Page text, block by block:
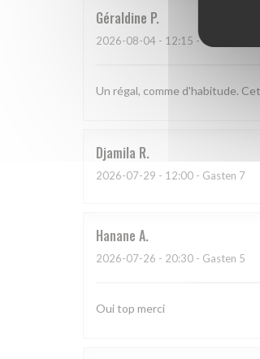
Géraldine P
2026-08-04 - 12:15 - Gasten 2
Un régal, comme d'habitude.
Djamila R
2026-07-29 - 12:00 - Gasten 7
Hanane A
2026-07-26 - 20:30 - Gasten 5
Oui top merci